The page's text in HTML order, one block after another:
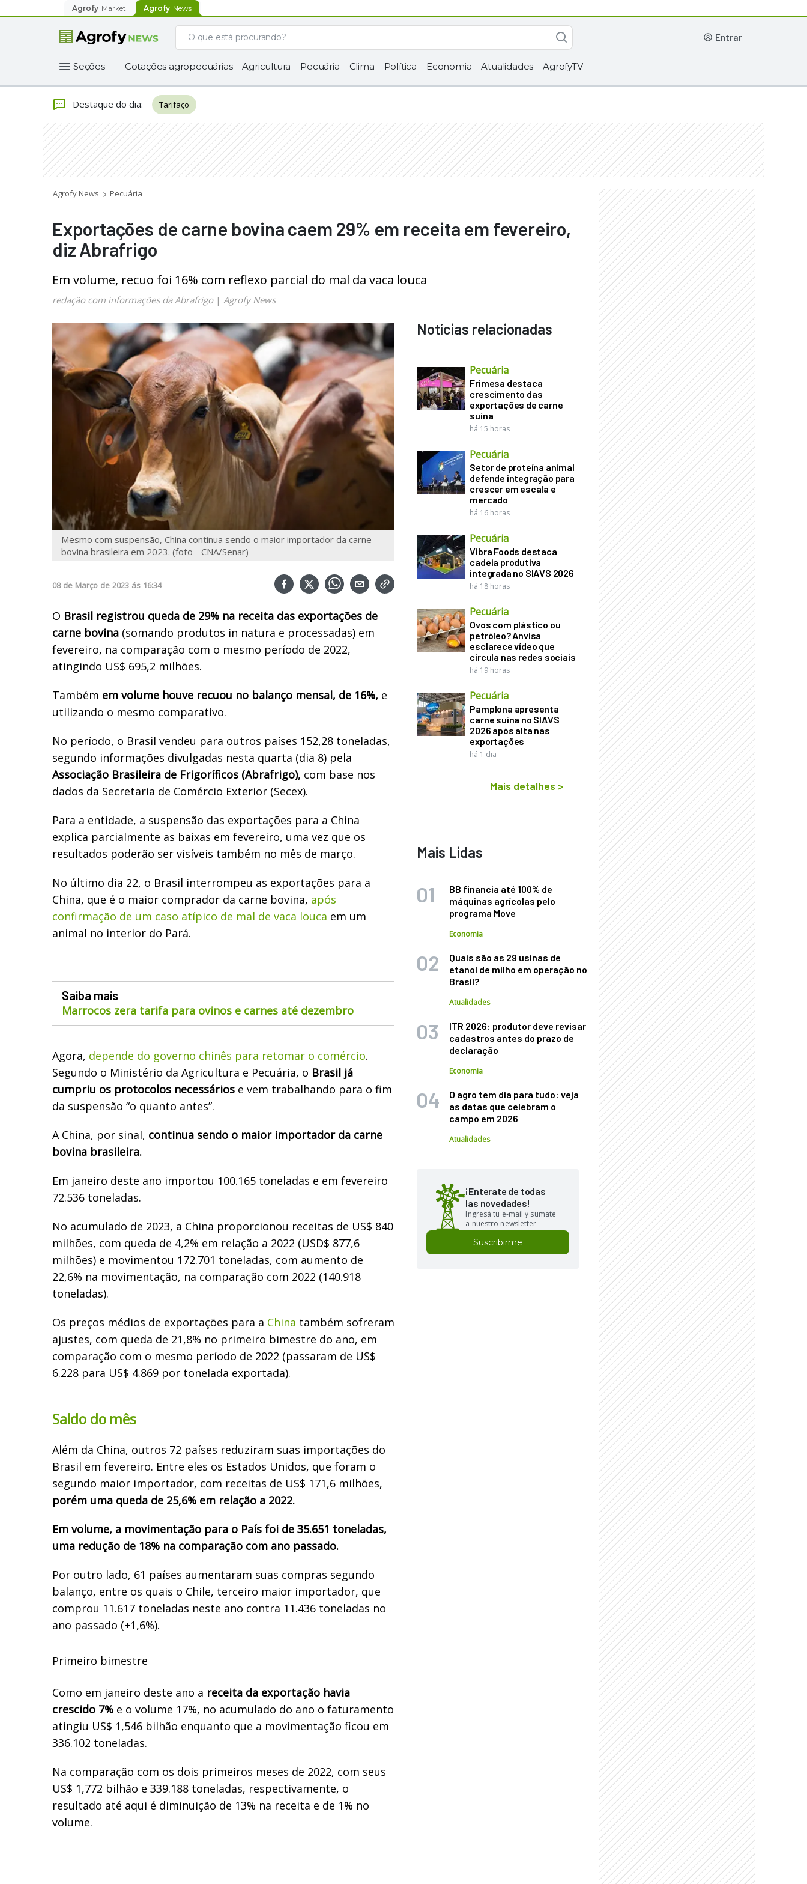
Agrofy Market Agrofy News
entrar
Seções Cotações agropecuárias Agricultura Pecuária Clima Política Economia Atualidades AgrofyTV
Destaque do dia: Tarifaço
Agrofy News Pecuária
Exportações de carne bovina caem 29% em receita em fevereiro,
diz Abrafrigo
Em volume, recuo foi 16% com reflexo parcial do mal da vaca louca
redação com informações da Abrafrigo| Agrofy News
Mesmo com suspensão, China continua sendo o maior importador da carne
bovina brasileira em 2023. (foto - CNA/Senar)
08 de Março de 2023 ás 16:34
O Brasil registrou queda de 29% na receita das exportações de
carne bovina (somando produtos in natura e processadas) em
fevereiro, na comparação com o mesmo período de 2022,
atingindo US$ 695,2 milhões.
Também em volume houve recuou no balanço mensal, de 16%, e
utilizando o mesmo comparativo.
No período, o Brasil vendeu para outros países 152,28 toneladas,
segundo informações divulgadas nesta quarta (dia 8) pela
Associação Brasileira de Frigoríficos (Abrafrigo), com base nos
dados da Secretaria de Comércio Exterior (Secex).
Para a entidade, a suspensão das exportações para a China
explica parcialmente as baixas em fevereiro, uma vez que os
resultados poderão ser visíveis também no mês de março.
No último dia 22, o Brasil interrompeu as exportações para a
China, que é o maior comprador da carne bovina, após
confirmação de um caso atípico de mal de vaca louca em um
animal no interior do Pará.
Saiba mais
Marrocos zera tarifa para ovinos e carnes até dezembro
Agora, depende do governo chinês para retomar o comércio.
Segundo o Ministério da Agricultura e Pecuária, o Brasil já
cumpriu os protocolos necessários e vem trabalhando para o fim
da suspensão “o quanto antes”.
A China, por sinal, continua sendo o maior importador da carne
bovina brasileira.
Em janeiro deste ano importou 100.165 toneladas e em fevereiro
72.536 toneladas.
No acumulado de 2023, a China proporcionou receitas de US$ 840
milhões, com queda de 4,2% em relação a 2022 (USD$ 877,6
milhões) e movimentou 172.701 toneladas, com aumento de
22,6% na movimentação, na comparação com 2022 (140.918
toneladas).
Os preços médios de exportações para a China também sofreram
ajustes, com queda de 21,8% no primeiro bimestre do ano, em
comparação com o mesmo período de 2022 (passaram de US$
6.228 para US$ 4.869 por tonelada exportada).
Saldo do mês
Além da China, outros 72 países reduziram suas importações do
Brasil em fevereiro. Entre eles os Estados Unidos, que foram o
segundo maior importador, com receitas de US$ 171,6 milhões,
porém uma queda de 25,6% em relação a 2022.
Em volume, a movimentação para o País foi de 35.651 toneladas,
uma redução de 18% na comparação com ano passado.
Por outro lado, 61 países aumentaram suas compras segundo
balanço, entre os quais o Chile, terceiro maior importador, que
comprou 11.617 toneladas neste ano contra 11.436 toneladas no
ano passado (+1,6%).
Primeiro bimestre
Como em janeiro deste ano a receita da exportação havia
crescido 7% e o volume 17%, no acumulado do ano o faturamento
atingiu US$ 1,546 bilhão enquanto que a movimentação ficou em
336.102 toneladas.
Na comparação com os dois primeiros meses de 2022, com seus
US$ 1,772 bilhão e 339.188 toneladas, respectivamente, o
resultado até aqui é diminuição de 13% na receita e de 1% no
volume.
Notícias relacionadas
Pecuária
Frimesa destaca
crescimento das
exportações de carne
suína
há 15 horas
Pecuária
Setor de proteína animal
defende integração para
crescer em escala e
mercado
há 16 horas
Pecuária
Vibra Foods destaca
cadeia produtiva
integrada no SIAVS 2026
há 18 horas
Pecuária
Ovos com plástico ou
petróleo? Anvisa
esclarece vídeo que
circula nas redes sociais
há 19 horas
Pecuária
Pamplona apresenta
carne suína no SIAVS
2026 após alta nas
exportações
há 1 dia
Mais detalhes >
Mais Lidas
BB financia até 100% de
máquinas agrícolas pelo
programa Move
Economia
Quais são as 29 usinas de
etanol de milho em operação no
Brasil?
Atualidades
ITR 2026: produtor deve revisar
cadastros antes do prazo de
declaração
Economia
O agro tem dia para tudo: veja
as datas que celebram o
campo em 2026
Atualidades
¡Enterate de todas
las novedades!
Ingresá tu e-mail y sumate
a nuestro newsletter
Suscribirme